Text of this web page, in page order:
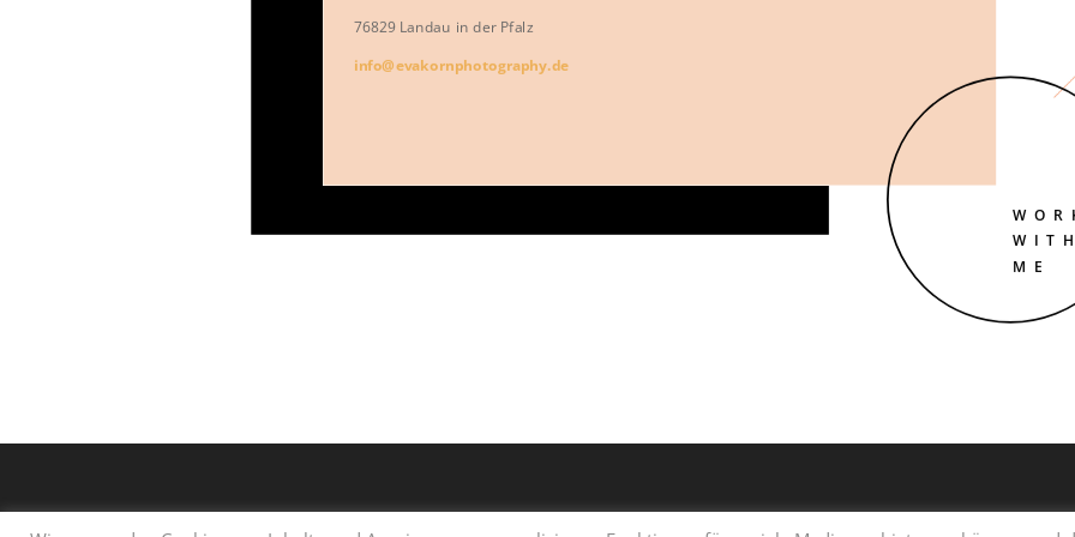
76829 Landau in der Pfalz
info@evakornphotography.de
ME